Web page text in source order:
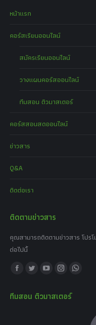
หน้าแรก
คอร์สเรียนออนไลน์
สมัครเรียนออนไลน์
วางแผนคอร์สออนไลน์
ทีมสอน ติวมาสเตอร์
คอร์สสอนสดออนไลน์
ข่าวสาร
Q&A
ติดต่อเรา
ติดตามข่าวสาร
คุณสามารถติดตามข่าวสาร โปร
ต่อไปนี้
Find us on:
Facebook
opens
Twitter
opens
YouTube
opens
Instagram
opens
ทีมสอน ติวมาสเตอร์